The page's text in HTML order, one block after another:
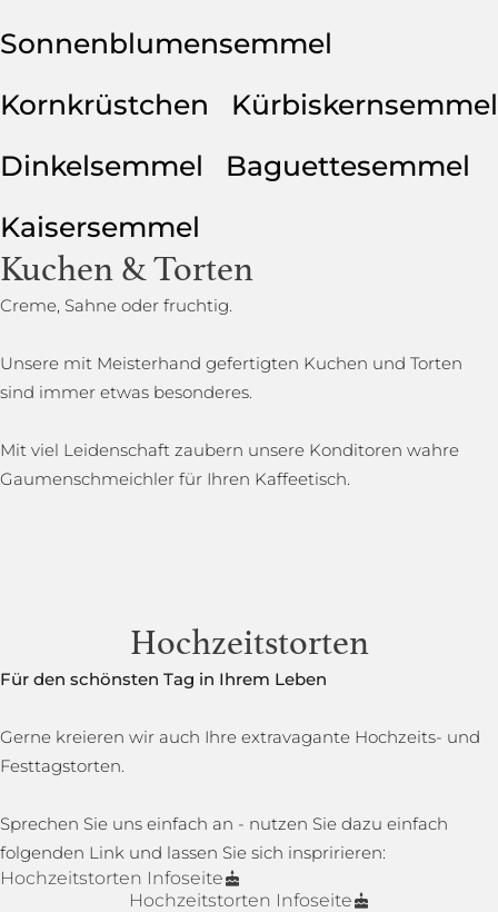
Sonnenblumensemmel
Kornkrüstchen
Kürbiskernsemmel
Dinkelsemmel
Baguettesemmel
Kaisersemmel
Kuchen & Torten
Creme, Sahne oder fruchtig.
Unsere mit Meisterhand gefertigten Kuchen und Torten
sind immer etwas besonderes.
Mit viel Leidenschaft zaubern unsere Konditoren wahre
Gaumenschmeichler für Ihren Kaffeetisch.
Hochzeitstorten
Für den schönsten Tag in Ihrem Leben
Gerne kreieren wir auch Ihre extravagante Hochzeits- und
Festtagstorten.
Sprechen Sie uns einfach an - nutzen Sie dazu einfach
folgenden Link und lassen Sie sich inspririeren:
Hochzeitstorten Infoseite
Hochzeitstorten Infoseite